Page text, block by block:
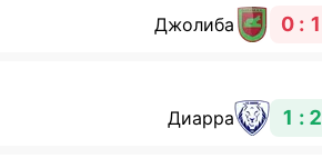
Джолиба 0 : 1
Диарра 1 : 2